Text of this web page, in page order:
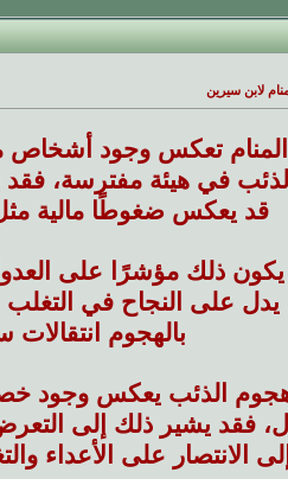
لابن سيرين
تعكس وجود أشخاص
في هيئة مفترسة،
قد يعكس ضغوطًا مالية
ذلك مؤشرًا على
على النجاح في
بالهجوم
الذئب يعكس وجود
فقد يشير ذلك إلى
الانتصار على الأعداء